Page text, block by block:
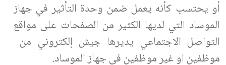
أو يحتسب كأنه يعمل ضمن وحدة التأثير في جهاز
الموساد التي لديها الكثير من الصفحات على مواقع
التواصل الاجتماعي يديرها جيش إلكتروني من
موظفين او غير موظفين في جهاز الموساد.